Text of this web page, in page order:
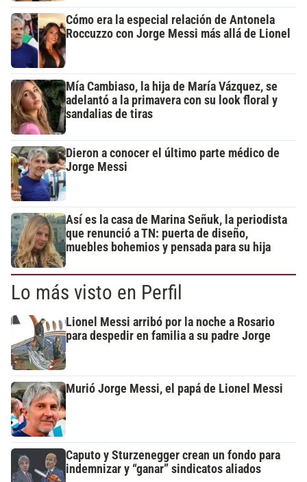
Cómo era la especial relación de Antonela
Roccuzzo con Jorge Messi más allá de Lionel
Mía Cambiaso, la hija de María Vázquez, se
adelantó a la primavera con su look floral y
sandalias de tiras
Dieron a conocer el último parte médico de
Jorge Messi
Así es la casa de Marina Señuk, la periodista
que renunció a TN: puerta de diseño,
muebles bohemios y pensada para su hija
Lo más visto en Perfil
Lionel Messi arribó por la noche a Rosario
para despedir en familia a su padre Jorge
Murió Jorge Messi, el papá de Lionel Messi
Caputo y Sturzenegger crean un fondo para
indemnizar y “ganar” sindicatos aliados